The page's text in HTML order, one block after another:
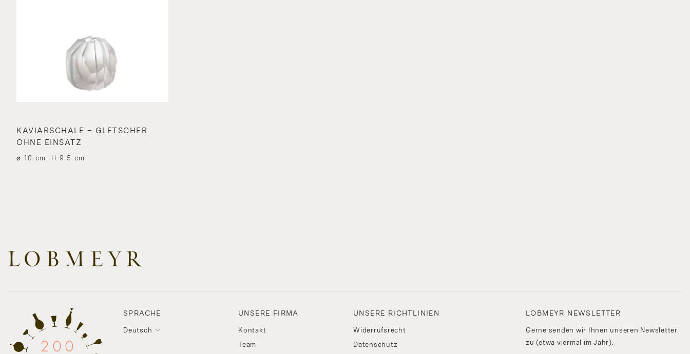
KAVIARSCHALE – GLETSCHER
OHNE EINSATZ
⌀ 10 cm, H 9.5 cm
SPRACHE
Deutsch
UNSERE FIRMA
Kontakt
Team
UNSERE RICHTLINIEN
Widerrufsrecht
Datenschutz
LOBMEYR NEWSLETTER
Gerne senden wir Ihnen unseren Newsletter
zu (etwa viermal im Jahr).